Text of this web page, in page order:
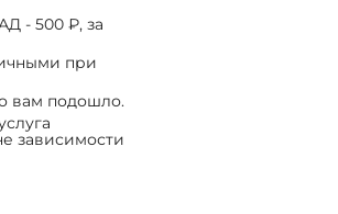
- 500 ₽, за
при
вам подошло.
зависимости